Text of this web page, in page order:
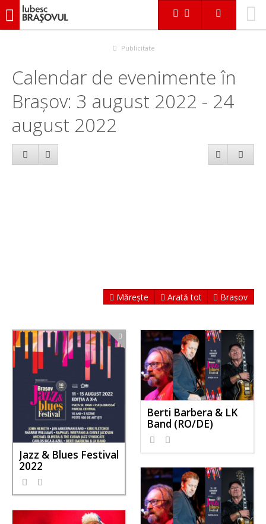
iubescbraşovul.ro
Publicitate
Calendar de evenimente în
Brașov: 3 august 2022 - 24
august 2022
Mărește Arată tot Brașov
Jazz & Blues Festival
2022
1861
Berti Barbera & LK
Band (RO/DE)
645